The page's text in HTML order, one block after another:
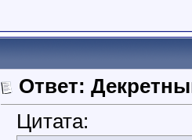
Ответ:
Цитата: